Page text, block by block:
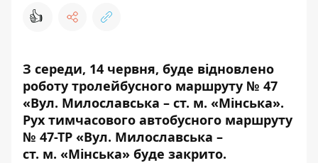
👍
З середи, 14 червня, буде відновлено
роботу тролейбусного маршруту № 47
«Вул. Милославська – ст. м. «Мінська».
Рух тимчасового автобусного маршруту
№ 47-ТР «Вул. Милославська –
ст. м. «Мінська» буде закрито.